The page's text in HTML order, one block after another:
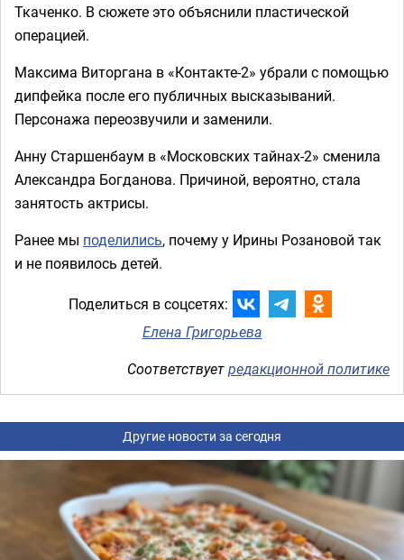
Ткаченко. В сюжете это объяснили пластической
операцией.
Максима Виторгана в «Контакте-2» убрали с помощью
дипфейка после его публичных высказываний.
Персонажа переозвучили и заменили.
Анну Старшенбаум в «Московских тайнах-2» сменила
Александра Богданова. Причиной, вероятно, стала
занятость актрисы.
Ранее мы поделились, почему у Ирины Розановой так
и не появилось детей.
Поделиться в соцсетях:
Елена Григорьева
Соответствуетредакционной политике
Другие новости за сегодня